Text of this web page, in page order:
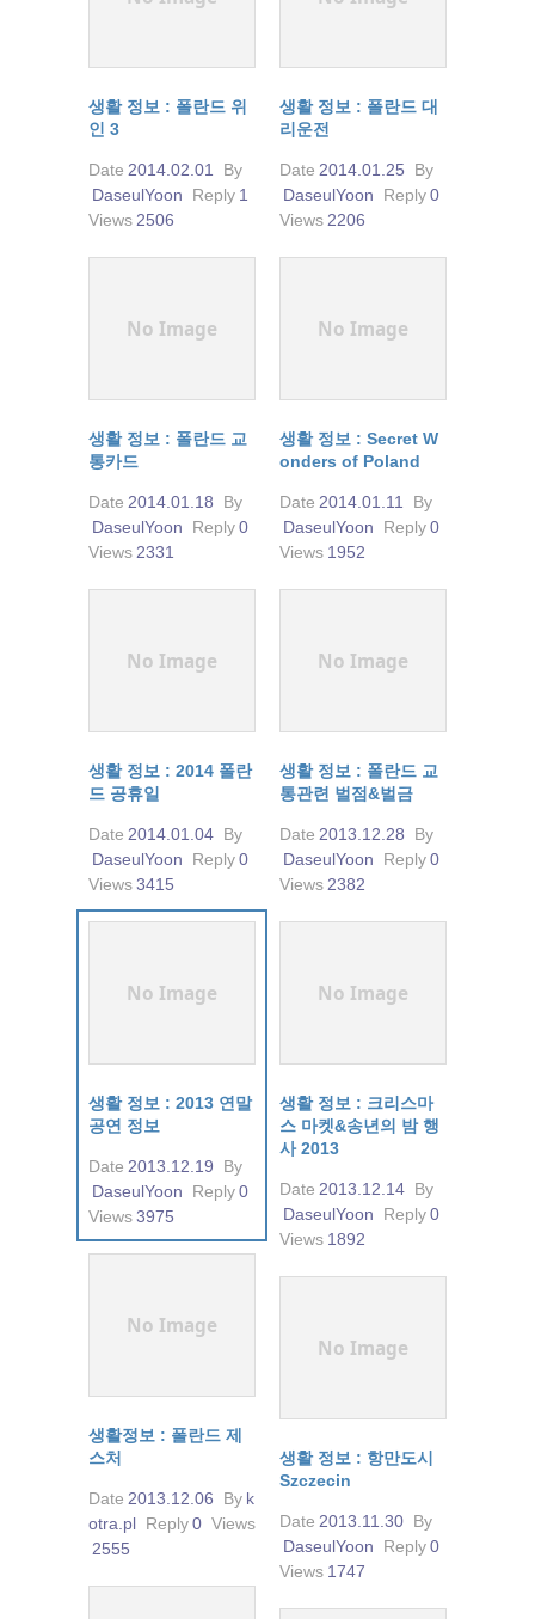
생활 정보 : 폴란드 위
인 3
Date 2014.02.01
By
DaseulYoon
Reply 1
Views 2506
생활 정보 : 폴란드 대
리운전
Date 2014.01.25
By
DaseulYoon
Reply0
Views 2206
No Image
생활 정보 : 폴란드 교
통카드
Date 2014.01.18
By
DaseulYoon
Reply0
Views 2331
No Image
생활 정보 : Secret W
onders of Poland
Date 2014.01.11
By
DaseulYoon
Reply0
Views 1952
No Image
생활 정보 : 2014 폴란
드 공휴일
Date 2014.01.04 By
DaseulYoon
Reply0
Views3415
No Image
생활 정보 : 폴란드 교
통관련 벌점&벌금
Date 2013.12.28
By
DaseulYoon
Reply0
Views 2382
No Image
생활 정보 : 2013 연말
공연 정보
Date 2013.12.19
By
DaseulYoon
Reply0
Views3975
No Image
생활 정보 : 크리스마
스 마켓&송년의 밤 행
사 2013
Date 2013.12.14 By
DaseulYoon
Reply0
Views 1892
No Image
생활정보 : 폴란드 제
스처
Date 2013.12.06 By k
otra.pl Reply0 Views
2555
No Image
생활 정보 : 항만도시
Szczecin
Date 2013.11.30 By
DaseulYoon
Reply0
Views 1747